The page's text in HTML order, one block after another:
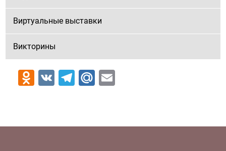
Виртуальные выставки
Викторины
Odnoklassniki
VK Telegram
Mail.Ru